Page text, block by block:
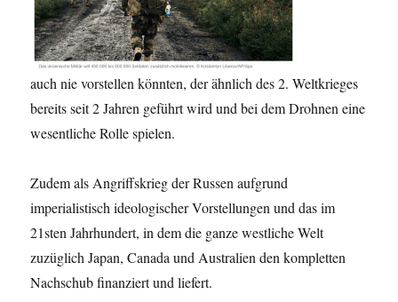
auch nie vorstellen könnten, der ähnlich des 2. Weltkrieges
bereits seit 2 Jahren geführt wird und bei dem Drohnen eine
wesentliche Rolle spielen.
Zudem als Angriffskrieg der Russen aufgrund
imperialistisch ideologischer Vorstellungen und das im
21sten Jahrhundert, in dem die ganze westliche Welt
zuzüglich Japan, Canada und Australien den kompletten
Nachschub finanziert und liefert.